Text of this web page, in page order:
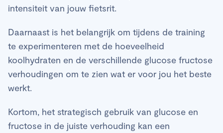
intensiteit van jouw fietsrit.
Daarnaast is het belangrijk om tijdens de training
te experimenteren met de hoeveelheid
koolhydraten en de verschillende glucose fructose
verhoudingen om te zien wat er voor jou het beste
werkt.
Kortom, het strategisch gebruik van glucose en
fructose in de juiste verhouding kan een